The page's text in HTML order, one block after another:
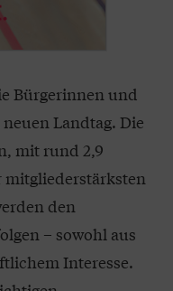
Bürgerinnen und
Landtag. Die
mit rund 2,9
den
– sowohl aus
Interesse.